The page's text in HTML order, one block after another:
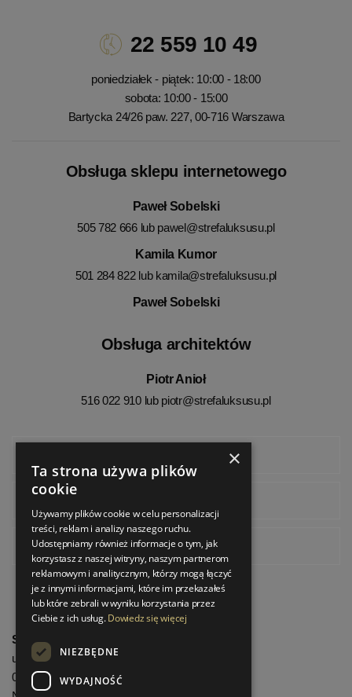
22 559 10 49
poniedziałek - piątek: 10:00 - 18:00
sobota: 10:00 - 15:00
Bartycka 24/26 paw. 227, 00-716 Warszawa
Obsługa sklepu internetowego
Paweł Sobelski
505 782 666 lub pawel@strefaluksusu.pl
Kamila Kumor
501 284 822 lub kamila@strefaluksusu.pl
Paweł Sobelski
Obsługa architektów
Piotr Anioł
516 022 910 lub piotr@strefaluksusu.pl
Pinterest
StrefaLuksusu.pl
ul. Bartycka 24/26 Pawilon 227
00-716 Warszawa
×
Ta strona używa plików
cookie
Używamy plików cookie w celu personalizacji
treści, reklam i analizy naszego ruchu.
Udostępniamy również informacje o tym, jak
korzystasz z naszej witryny, naszym partnerom
reklamowym i analitycznym, którzy mogą łączyć
je z innymi informacjami, które im przekazałeś
lub które zebrali w wyniku korzystania przez
Ciebie z ich usług.Dowiedz się więcej
NIEZBĘDNE
WYDAJNOŚĆ